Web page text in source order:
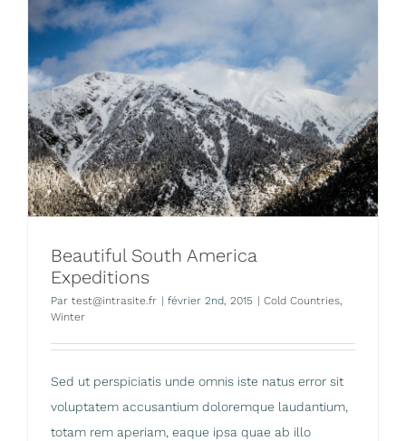
Beautiful South America
Expeditions
Par test@intrasite.fr | février 2nd, 2015 | Cold Countries
Winter
Sed ut perspiciatis unde omnis iste natus error sit
voluptatem accusantium doloremque laudantium,
totam rem aperiam, eaque ipsa quae ab illo